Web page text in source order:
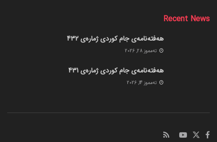
Recent News
هەفتەنامەی جام کوردی ژمارەی 432
ته‌مموز 28, 2026
هەفتەنامەی جام کوردی ژمارەی 431
ته‌مموز 14, 2026